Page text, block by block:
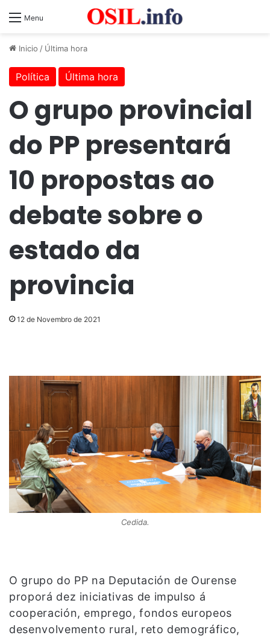
Menu
Inicio / Última hora
Política Última hora
O grupo provincial
do PP presentará
10 propostas ao
debate sobre o
estado da
provincia
12 de Novembro de 2021
Cedida.
O grupo do PP na Deputación de Ourense
proporá dez iniciativas de impulso á
cooperación, emprego, fondos europeos
desenvolvemento rural, reto demográfico,